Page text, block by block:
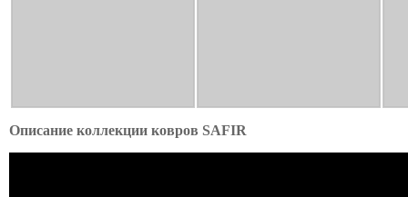
Описание коллекции ковров SAFIR